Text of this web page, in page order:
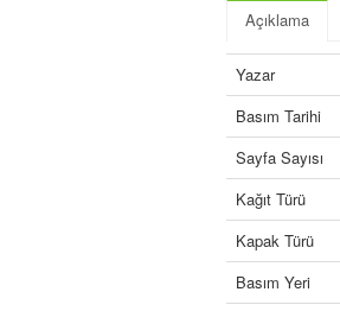
Açıklama
Yazar
Basım Tarihi
Sayfa Sayısı
Kağıt Türü
Kapak Türü
Basım Yeri